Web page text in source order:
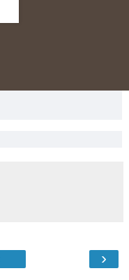
›